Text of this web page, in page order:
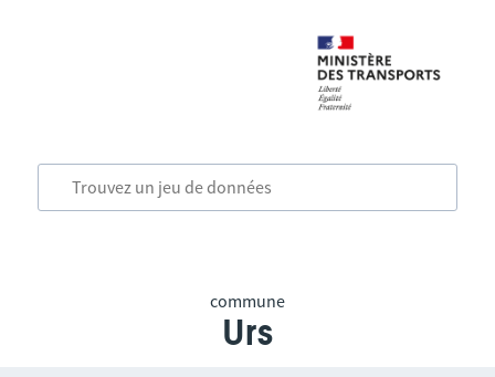
commune
Urs